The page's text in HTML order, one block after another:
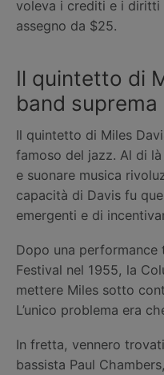
voleva i crediti e i diritti
assegno da $25.
Il quintetto di
band suprema
Il quintetto di Miles
famoso del jazz. Al di
e suonare musica
capacità di Davis fu
emergenti e di
Dopo una
Festival nel 1955, la
mettere Miles sotto
L’unico problema era
In fretta, vennero
bassista Paul